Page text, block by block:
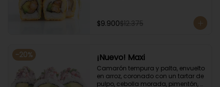
$9.900$12.375
-20% ¡Nuevo! Maxi
Camarón tempura y palta, envuelto
en arroz, coronado con un tartar de
pulpo, cebolla morada, pimentón,